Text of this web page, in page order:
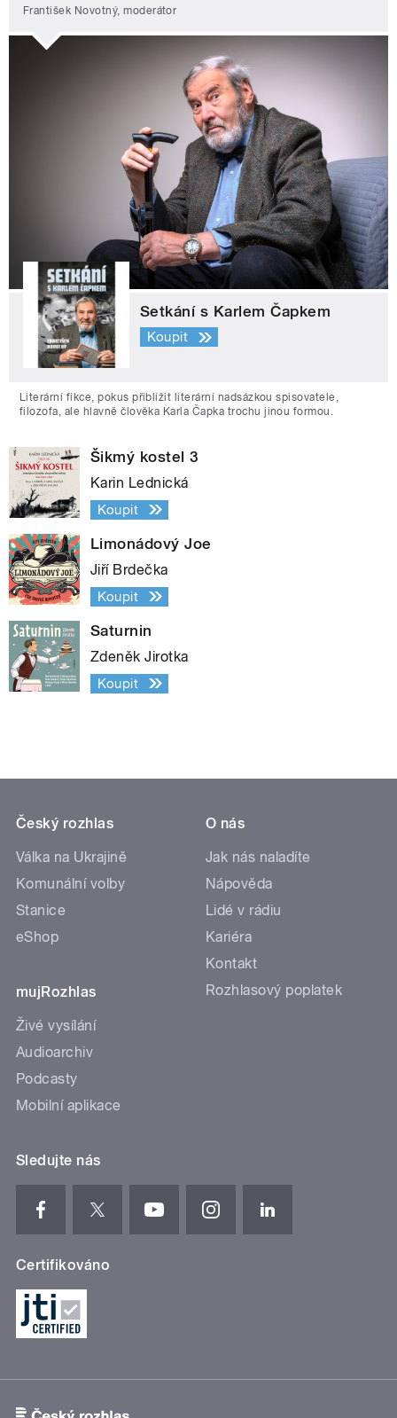
František Novotný, moderátor
Setkání s Karlem Čapkem
Koupit
Literární fikce, pokus přiblížit literární nadsázkou spisovatele,
filozofa, ale hlavně člověka Karla Čapka trochu jinou formou.
Šikmý kostel 3
Karin Lednická
Koupit
Limonádový Joe
Jiří Brdečka
Koupit
Saturnin
Zdeněk Jirotka
Koupit
Český rozhlas
Válka na Ukrajině
Komunální volby
Stanice
eShop
mujRozhlas
Živé vysílání
Audioarchiv
Podcasty
Mobilní aplikace
O nás
Jak nás naladíte
Nápověda
Lidé v rádiu
Kariéra
Kontakt
Rozhlasový poplatek
Sledujte nás
Certifikováno